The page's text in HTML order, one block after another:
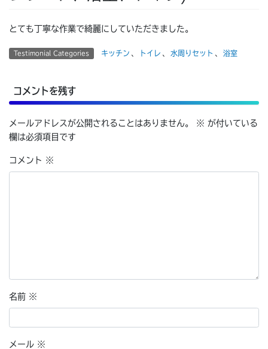
とても丁寧な作業で綺麗にしていただきました。
Testimonial Categories キッチン 、 トイレ 、 水周りセット 、 浴室
コメントを残す
メールアドレスが公開されることはありません。 ※ が付いている
欄は必須項目です
コメント ※
名前 ※
メール ※